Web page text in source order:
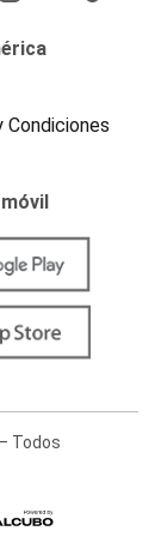
Condiciones
Todos